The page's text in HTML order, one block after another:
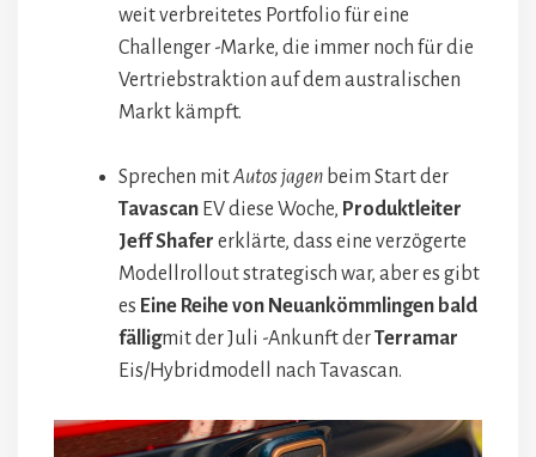
weit verbreitetes Portfolio für eine
Challenger -Marke, die immer noch für die
Vertriebstraktion auf dem australischen
Markt kämpft.
Sprechen mitAutos jagen beim Start der
Tavascan EV diese Woche, Produktleiter
Jeff Shafer erklärte, dass eine verzögerte
Modellrollout strategisch war, aber es gibt
es Eine Reihe von Neuankömmlingen bald
fälligmit der Juli -Ankunft derTerramar
Eis/Hybridmodell nach Tavascan.